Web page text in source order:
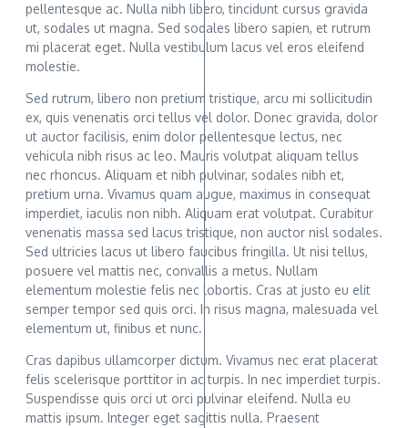
pellentesque ac. Nulla nibh libero, tincidunt cursus gravida
ut, sodales ut magna. Sed sodales libero sapien, et rutrum
mi placerat eget. Nulla vestibulum lacus vel eros eleifend
molestie.
Sed rutrum, libero non pretium tristique, arcu mi sollicitudin
ex, quis venenatis orci tellus vel dolor. Donec gravida, dolor
ut auctor facilisis, enim dolor pellentesque lectus, nec
vehicula nibh risus ac leo. Mauris volutpat aliquam tellus
nec rhoncus. Aliquam et nibh pulvinar, sodales nibh et,
pretium urna. Vivamus quam augue, maximus in consequat
imperdiet, iaculis non nibh. Aliquam erat volutpat. Curabitur
venenatis massa sed lacus tristique, non auctor nisl sodales.
Sed ultricies lacus ut libero faucibus fringilla. Ut nisi tellus,
posuere vel mattis nec, convallis a metus. Nullam
elementum molestie felis nec lobortis. Cras at justo eu elit
semper tempor sed quis orci. In risus magna, malesuada vel
elementum ut, finibus et nunc.
Cras dapibus ullamcorper dictum. Vivamus nec erat placerat
felis scelerisque porttitor in ac turpis. In nec imperdiet turpis.
Suspendisse quis orci ut orci pulvinar eleifend. Nulla eu
mattis ipsum. Integer eget sagittis nulla. Praesent